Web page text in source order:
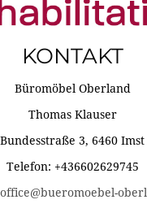
KONTAKT
Büromöbel Oberland
Thomas Klauser
Bundesstraße 3, 6460 Imst
Telefon: +436602629745
office@bueromoebel-